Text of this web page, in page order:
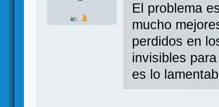
El problema
mucho
perdidos en
invisibles
es lo